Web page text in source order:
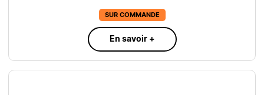
SUR COMMANDE
En savoir +